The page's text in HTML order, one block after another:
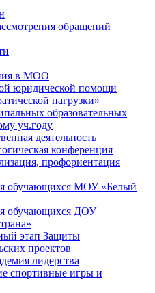
обращений
в МОО
юридической помощи
нагрузки»
образовательных
уч.году
деятельность
конференция
профориентация
обучающихся МОУ «Белый
обучающихся ДОУ
этап Защиты
проектов
лидерства
спортивные игры и